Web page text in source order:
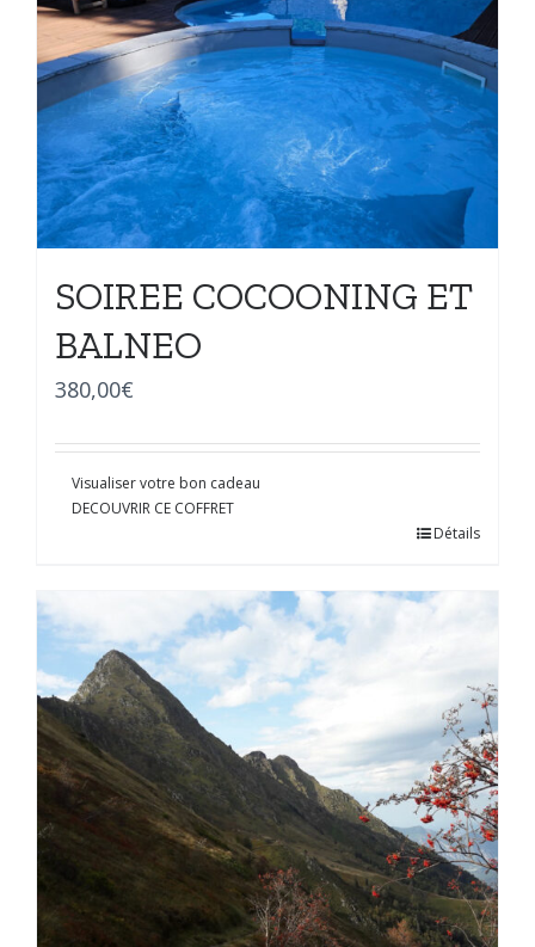
SOIREE COCOONING ET
BALNEO
380,00€
Visualiser votre bon cadeau
DECOUVRIR CE COFFRET
Détails